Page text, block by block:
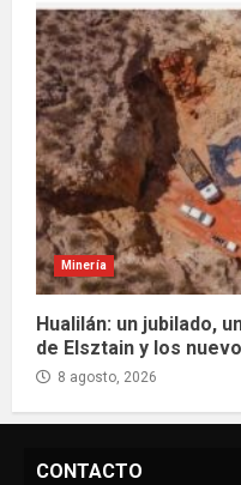
Minería
Hualilán: un jubilado,
de Elsztain y los
8 agosto, 2026
CONTACTO